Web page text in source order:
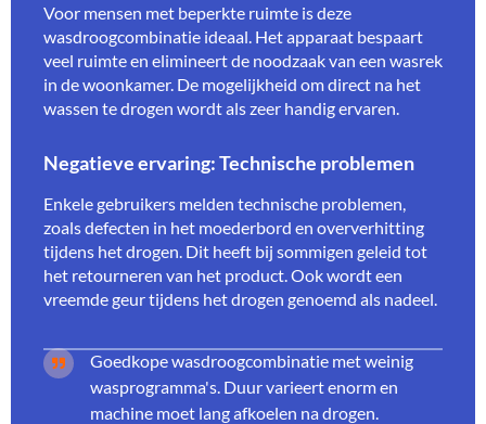
Voor mensen met beperkte ruimte is deze
wasdroogcombinatie ideaal. Het apparaat bespaart
veel ruimte en elimineert de noodzaak van een wasrek
in de woonkamer. De mogelijkheid om direct na het
wassen te drogen wordt als zeer handig ervaren.
Negatieve ervaring: Technische problemen
Enkele gebruikers melden technische problemen,
zoals defecten in het moederbord en oververhitting
tijdens het drogen. Dit heeft bij sommigen geleid tot
het retourneren van het product. Ook wordt een
vreemde geur tijdens het drogen genoemd als nadeel.
Goedkope wasdroogcombinatie met weinig
wasprogramma's. Duur varieert enorm en
machine moet lang afkoelen na drogen.